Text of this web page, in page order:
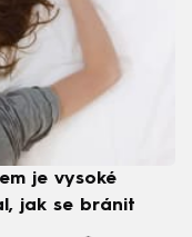
je vysoké
jak se bránit